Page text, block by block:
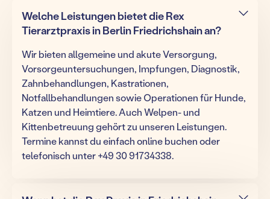
Welche Leistungen bietet die Rex
Tierarztpraxis in Berlin Friedrichshain an?
Wir bieten allgemeine und akute Versorgung,
Vorsorgeuntersuchungen, Impfungen, Diagnostik,
Zahnbehandlungen, Kastrationen,
Notfallbehandlungen sowie Operationen für Hunde,
Katzen und Heimtiere. Auch Welpen- und
Kittenbetreuung gehört zu unseren Leistungen.
Termine kannst du einfach online buchen oder
telefonisch unter +49 30 91734338.